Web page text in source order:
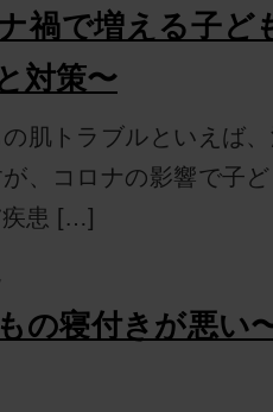
禍で増える子ど
対策〜
肌トラブルといえば
、コロナの影響で子
疾患 […]
の寝付きが悪い